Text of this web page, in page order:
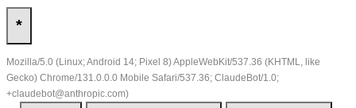
*
Mozilla/5.0 (Linux; Android 14; Pixel 8) AppleWebKit/537.36 (KHTML, like
Gecko) Chrome/131.0.0.0 Mobile Safari/537.36; ClaudeBot/1.0;
+claudebot@anthropic.com)